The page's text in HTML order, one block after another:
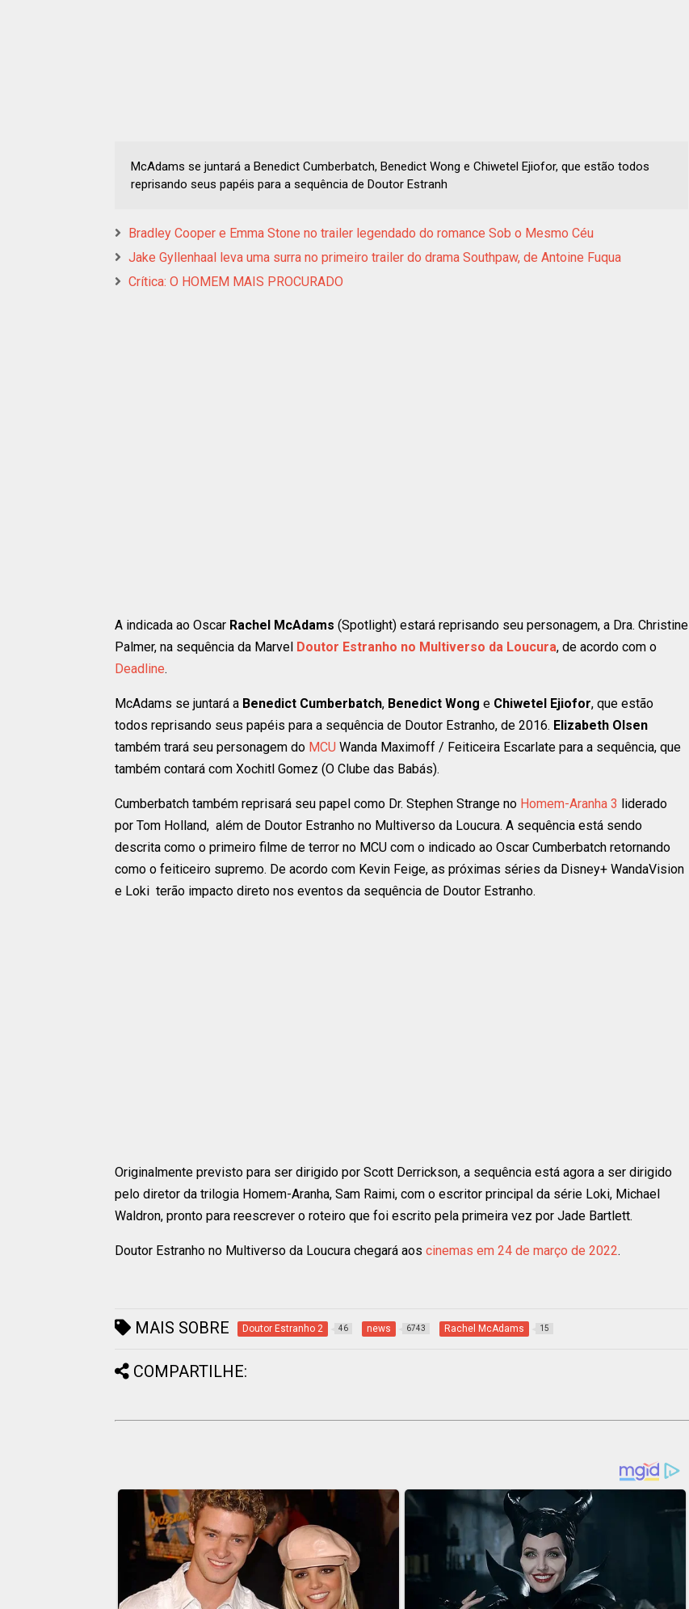
McAdams se juntará a Benedict Cumberbatch, Benedict Wong e Chiwetel Ejiofor, que estão todos
reprisando seus papéis para a sequência de Doutor Estranh
Bradley Cooper e Emma Stone no trailer legendado do romance Sob o Mesmo Céu
Jake Gyllenhaal leva uma surra no primeiro trailer do drama Southpaw, de Antoine Fuqua
Crítica: O HOMEM MAIS PROCURADO
A indicada ao Oscar Rachel McAdams (Spotlight) estará reprisando seu personagem, a Dra. Christine
Palmer, na sequência da Marvel Doutor Estranho no Multiverso da Loucura, de acordo com o
Deadline.
McAdams se juntará a Benedict Cumberbatch, Benedict Wong e Chiwetel Ejiofor, que estão
todos reprisando seus papéis para a sequência de Doutor Estranho, de 2016. Elizabeth Olsen
também trará seu personagem do MCU Wanda Maximoff / Feiticeira Escarlate para a sequência, que
também contará com Xochitl Gomez (O Clube das Babás).
Cumberbatch também reprisará seu papel como Dr. Stephen Strange no Homem-Aranha 3 liderado
por Tom Holland, além de Doutor Estranho no Multiverso da Loucura. A sequência está sendo
descrita como o primeiro filme de terror no MCU com o indicado ao Oscar Cumberbatch retornando
como o feiticeiro supremo. De acordo com Kevin Feige, as próximas séries da Disney+ WandaVision
e Loki terão impacto direto nos eventos da sequência de Doutor Estranho.
Originalmente previsto para ser dirigido por Scott Derrickson, a sequência está agora a ser dirigido
pelo diretor da trilogia Homem-Aranha, Sam Raimi, com o escritor principal da série Loki, Michael
Waldron, pronto para reescrever o roteiro que foi escrito pela primeira vez por Jade Bartlett.
Doutor Estranho no Multiverso da Loucura chegará aos cinemas em 24 de março de 2022.
MAIS SOBRE Doutor Estranho 2 46 news 6743 Rachel McAdams 15
COMPARTILHE: